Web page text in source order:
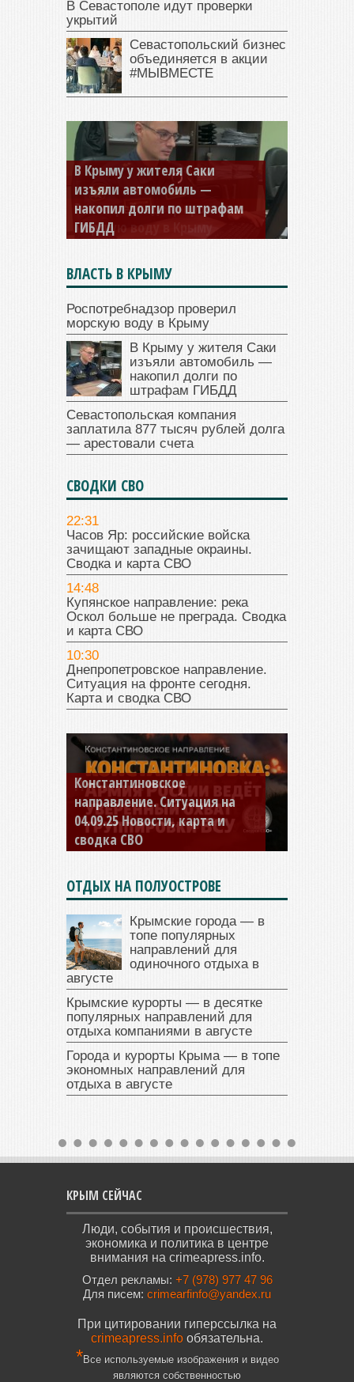
В Севастополе идут проверки
укрытий
Севастопольский бизнес
объединяется в акции
#МЫВМЕСТЕ
В Крыму у жителя Саки
изъяли автомобиль —
накопил долги по штрафам
ГИБДД
ВЛАСТЬ В КРЫМУ
Роспотребнадзор проверил
морскую воду в Крыму
В Крыму у жителя Саки
изъяли автомобиль —
накопил долги по
штрафам ГИБДД
Севастопольская компания
заплатила 877 тысяч рублей долга
— арестовали счета
СВОДКИ СВО
22:31
Часов Яр: российские войска
зачищают западные окраины.
Сводка и карта СВО
14:48
Купянское направление: река
Оскол больше не преграда. Сводка
и карта СВО
10:30
Днепропетровское направление.
Ситуация на фронте сегодня.
Карта и сводка СВО
Константиновское
направление. Ситуация на
04.09.25 Новости, карта и
сводка СВО
ОТДЫХ НА ПОЛУОСТРОВЕ
Крымские города — в
топе популярных
направлений для
одиночного отдыха в
августе
Крымские курорты — в десятке
популярных направлений для
отдыха компаниями в августе
Города и курорты Крыма — в топе
экономных направлений для
отдыха в августе
КРЫМ СЕЙЧАС
Люди, события и происшествия,
экономика и политика в центре
внимания на crimeapress.info.
Отдел рекламы: +7 (978) 977 47 96
Для писем: crimearfinfo@yandex.ru
При цитировании гиперссылка на
crimeapress.info обязательна.
*Все используемые изображения и видео
являются собственностью